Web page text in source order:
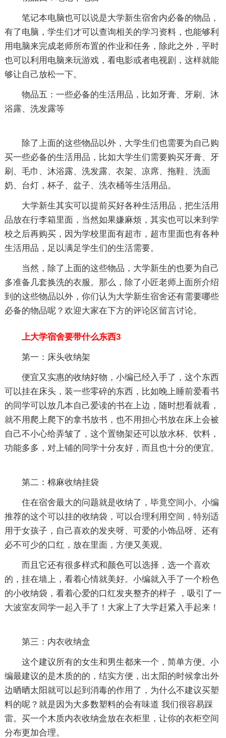
笔记本电脑也可以说是大学新生宿舍内必备的物品，
有了电脑，学生们才可以查询相关的学习资料，也能够利
用电脑来完成老师所布置的作业和任务，除此之外，平时
也可以利用电脑来玩游戏，看电影或者电视剧，这样就能
够让自己放松一下。
物品五：一些必备的生活用品，比如牙膏、牙刷、沐
浴露、洗发露等
除了上面的这些物品以外，大学生们也需要为自己购
买一些必备的生活用品，比如大学生们需要购买牙膏、牙
刷、毛巾、沐浴露、洗发露、衣架、凉席、拖鞋、洗面
奶、台灯，杯子、盆子、洗衣桶等生活用品。
大学新生其实可以提前买好各种生活用品，把生活用
品放在行李箱里面，当然如果嫌麻烦，其实也可以来到学
校之后再购买，因为学校里面有超市，超市里面也有各种
生活用品，足以满足学生们的生活需要。
当然，除了上面的这些物品，大学新生的也要为自己
多准备几套换洗的衣服。那么，除了小匠老师上面所介绍
到的这些物品以外，你们认为大学新生宿舍还有需要哪些
必备的物品呢？欢迎大家在下方的评论区留言讨论。
上大学宿舍要带什么东西3
第一：床头收纳架
便宜又实惠的收纳好物，小编已经入手了，这个东西
可以挂在床头，装一些零碎的东西，比如晚上睡前爱看书
的同学可以放几本自己爱读的书在上边，随时想看就看，
就不用爬上爬下的拿书放书，也不用担心书放在床上会被
自己不小心给弄皱了，这个置物架还可以放水杯、饮料，
功能多多，对上铺的同学十分友好，而且也十分的便宜。
第二：棉麻收纳挂袋
住在宿舍最大的问题就是收纳了，毕竟空间小。小编
推荐的这个可以挂的收纳袋，可以合理利用空间，特别适
用于女孩子，自己喜欢的发夹呀、可爱的小饰品呀、还有
必不可少的口红，放在里面，方便又美观。
而且它还有很多样式和颜色可以选择，选一个喜欢
的，挂在墙上，看着心情就美好。小编就入手了一个粉色
的小收纳袋，看着心爱的口红发夹整齐的样子 ，吸引了一
大波室友同学一起入手了！大家上了大学赶紧入手起来！
第三：内衣收纳盒
这个建议所有的女生和男生都来一个，简单方便。小
编最建议的是木质的的，结实方便，出太阳的时候拿出外
边晒晒太阳就可以起到消毒的作用了，为什么不建议买塑
料的呢？就是因为大多数塑料的会有味道 我们很容易踩
雷。买一个木质内衣收纳盒放在衣柜里，让你的衣柜空间
分布更加合理。